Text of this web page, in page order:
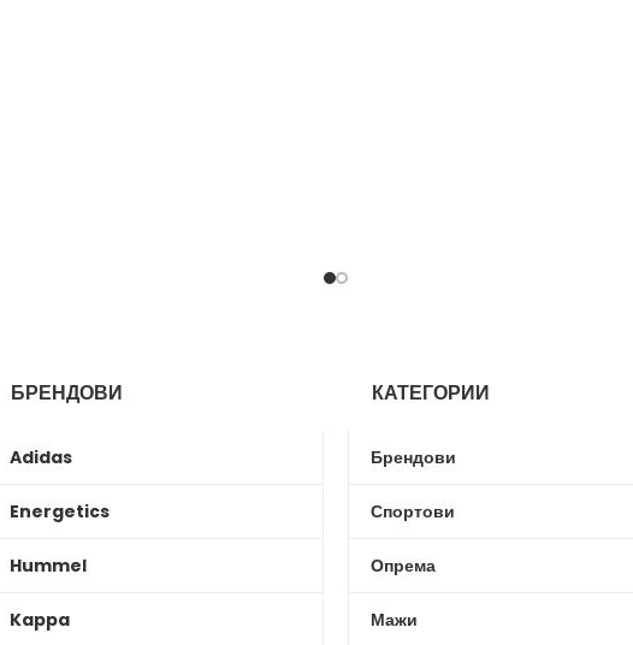
БРЕНДОВИ
Adidas
Energetics
Hummel
Kappa
КАТЕГОРИИ
Брендови
Спортови
Опрема
Мажи